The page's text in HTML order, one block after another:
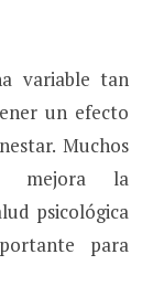
variable tan
un efecto
Muchos
mejora la
psicológica
para